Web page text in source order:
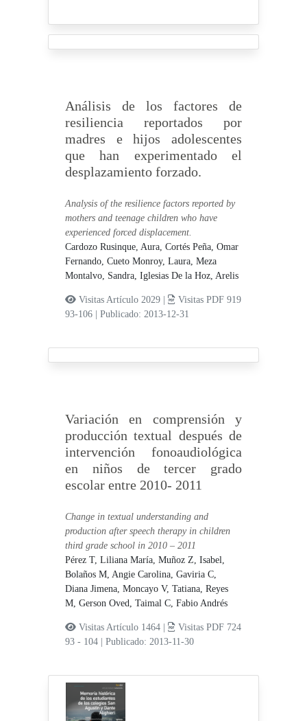
Análisis de los factores de
resiliencia reportados por
madres e hijos adolescentes
que han experimentado el
desplazamiento forzado.
Analysis of the resilience factors reported by
mothers and teenage children who have
experienced forced displacement.
Cardozo Rusinque, Aura,Cortés Peña, Omar
Fernando,Cueto Monroy, Laura,Meza
Montalvo, Sandra,Iglesias De la Hoz, Arelis
Visitas Artículo 2029 |
Visitas PDF 919
93-106
|Publicado: 2013-12-31
Variación en comprensión y
producción textual después de
intervención fonoaudiológica
en niños de tercer grado
escolar entre 2010- 2011
Change in textual understanding and
production after speech therapy in children
third grade school in 2010 – 2011
Pérez T, Liliana María,Muñoz Z, Isabel,
Bolaños M, Angie Carolina,Gaviria C,
Diana Jimena,Moncayo V, Tatiana,Reyes
M, Gerson Oved,Taimal C, Fabio Andrés
Visitas Artículo 1464 |
Visitas PDF 724
93 - 104
|Publicado: 2013-11-30